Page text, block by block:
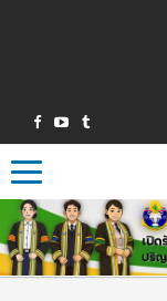
Toggle navigation